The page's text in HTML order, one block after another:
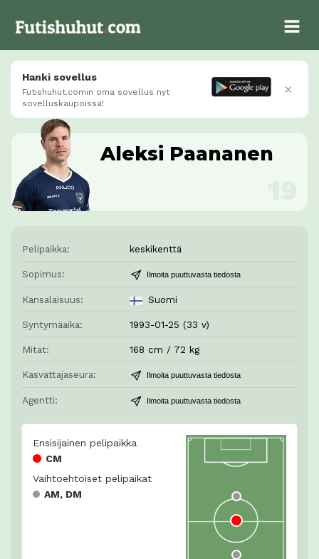
Hanki sovellus
Futishuhut.comin oma sovellus nyt
sovelluskaupoissa!
×
Aleksi Paananen
Pelipaikka: keskikenttä
Sopimus: Ilmoita puuttuvasta tiedosta
Kansalaisuus: Suomi
Syntymäaika: 1993-01-25 (33 v)
Mitat: 168 cm / 72 kg
Kasvattajaseura: Ilmoita puuttuvasta tiedosta
Agentti: Ilmoita puuttuvasta tiedosta
Ensisijainen pelipaikka
CM
Vaihtoehtoiset pelipaikat
AM, DM